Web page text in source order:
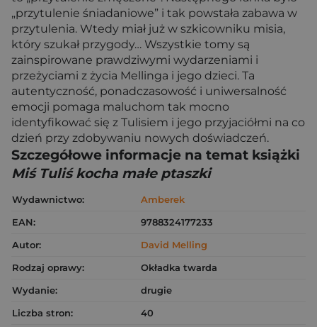
„przytulenie śniadaniowe” i tak powstała zabawa w
przytulenia. Wtedy miał już w szkicowniku misia,
który szukał przygody… Wszystkie tomy są
zainspirowane prawdziwymi wydarzeniami i
przeżyciami z życia Mellinga i jego dzieci. Ta
autentyczność, ponadczasowość i uniwersalność
emocji pomaga maluchom tak mocno
identyfikować się z Tulisiem i jego przyjaciółmi na co
dzień przy zdobywaniu nowych doświadczeń.
Szczegółowe informacje na temat książki
Miś Tuliś kocha małe ptaszki
Wydawnictwo:
Amberek
EAN:
9788324177233
Autor:
David Melling
Rodzaj oprawy:
Okładka twarda
Wydanie:
drugie
Liczba stron:
40